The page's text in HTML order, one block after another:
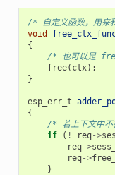
/* 自定义函数，用来
void
{
/* 也可以是
free( ctx);
}
esp_err_t
{
/* 若上下文中不
if
( ! req->
req->
req->
}